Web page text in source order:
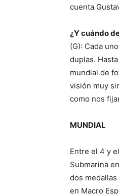
cuenta
¿Y cuándo
(G): Cada
duplas.
mundial de
visión muy
como nos
MUNDIAL
Entre el 4 y
Submarina
dos
en Macro